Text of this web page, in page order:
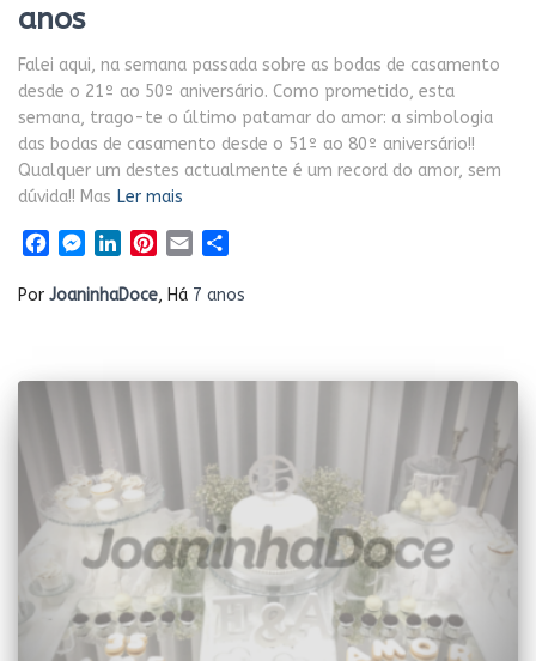
anos
Falei aqui, na semana passada sobre as bodas de casamento
desde o 21º ao 50º aniversário. Como prometido, esta
semana, trago-te o último patamar do amor: a simbologia
das bodas de casamento desde o 51º ao 80º aniversário!!
Qualquer um destes actualmente é um record do amor, sem
dúvida!! Mas Ler mais
Facebook
Messenger
LinkedInPinterest
Email
Por JoaninhaDoce, Há 7 anos